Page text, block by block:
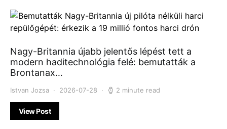
Nagy-Britannia újabb jelentős lépést tett a
modern haditechnológia felé: bemutatták a
Brontanax…
Istvan Jozsa 2026-07-28 2 minute read
View Post